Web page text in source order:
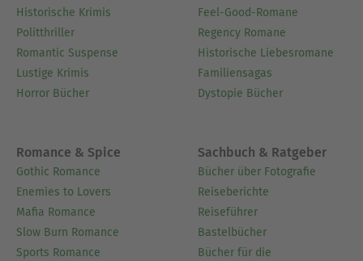
Historische Krimis
Politthriller
Romantic Suspense
Lustige Krimis
Horror Bücher
Feel-Good-Romane
Regency Romane
Historische Liebesromane
Familiensagas
Dystopie Bücher
Romance & Spice
Gothic Romance
Enemies to Lovers
Mafia Romance
Slow Burn Romance
Sports Romance
Sachbuch & Ratgeber
Bücher über Fotografie
Reiseberichte
Reiseführer
Bastelbücher
Bücher für die